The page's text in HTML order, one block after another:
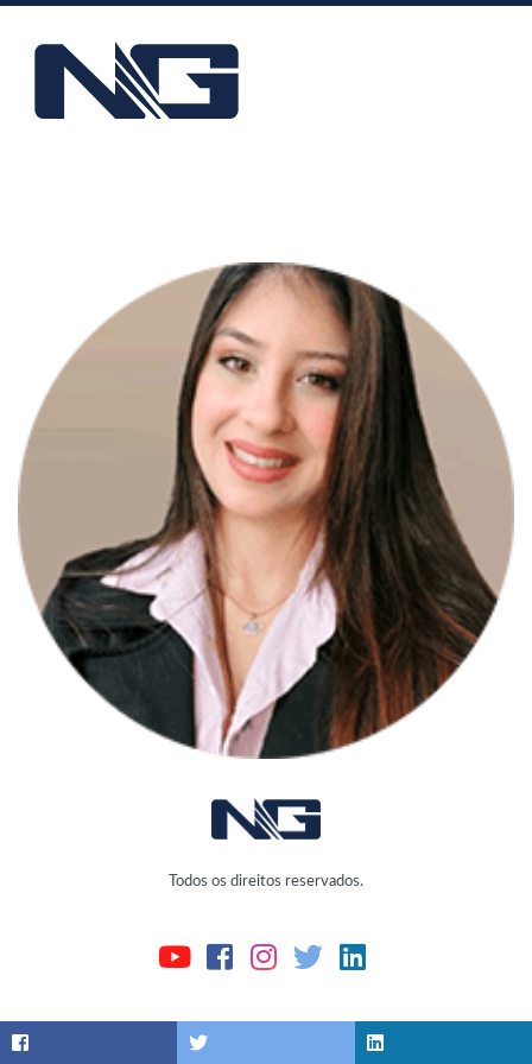
Todos os direitos reservados.